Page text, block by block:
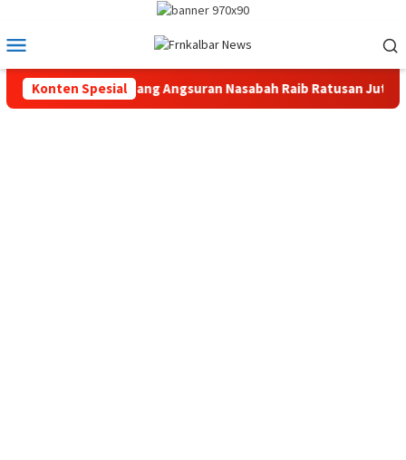
konten
Mobile
Konten Spesial
di KSP, Uang Angsuran Nasabah Raib Ratusan Juta